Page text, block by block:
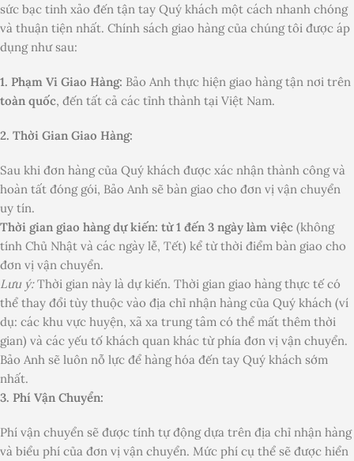
sức bạc tinh xảo đến tận tay Quý khách một cách nhanh chóng
và thuận tiện nhất. Chính sách giao hàng của chúng tôi được áp
dụng như sau:
1. Phạm Vi Giao Hàng: Bảo Anh thực hiện giao hàng tận nơi trên
toàn quốc, đến tất cả các tỉnh thành tại Việt Nam.
2. Thời Gian Giao Hàng:
Sau khi đơn hàng của Quý khách được xác nhận thành công và
hoàn tất đóng gói, Bảo Anh sẽ bàn giao cho đơn vị vận chuyển
uy tín.
Thời gian giao hàng dự kiến: từ 1 đến 3 ngày làm việc (không
tính Chủ Nhật và các ngày lễ, Tết) kể từ thời điểm bàn giao cho
đơn vị vận chuyển.
Lưu ý:Thời gian này là dự kiến. Thời gian giao hàng thực tế có
thể thay đổi tùy thuộc vào địa chỉ nhận hàng của Quý khách (ví
dụ: các khu vực huyện, xã xa trung tâm có thể mất thêm thời
gian) và các yếu tố khách quan khác từ phía đơn vị vận chuyển.
Bảo Anh sẽ luôn nỗ lực để hàng hóa đến tay Quý khách sớm
nhất.
3. Phí Vận Chuyển:
Phí vận chuyển sẽ được tính tự động dựa trên địa chỉ nhận hàng
và biểu phí của đơn vị vận chuyển. Mức phí cụ thể sẽ được hiển